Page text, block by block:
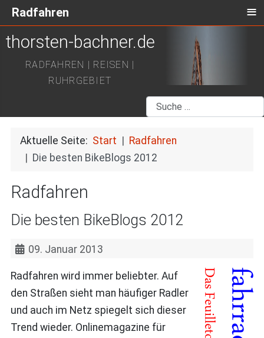
thorsten-bachner.de
RADFAHREN | REISEN |
RUHRGEBIET
Suchen
Aktuelle Seite: Start
Radfahren
Die besten BikeBlogs 2012
Radfahren
Die besten BikeBlogs 2012
09. Januar 2013
Radfahren wird immer beliebter. Auf
den Straßen sieht man häufiger Radler
und auch im Netz spiegelt sich dieser
Trend wieder. Onlinemagazine für
Radfahren ≡